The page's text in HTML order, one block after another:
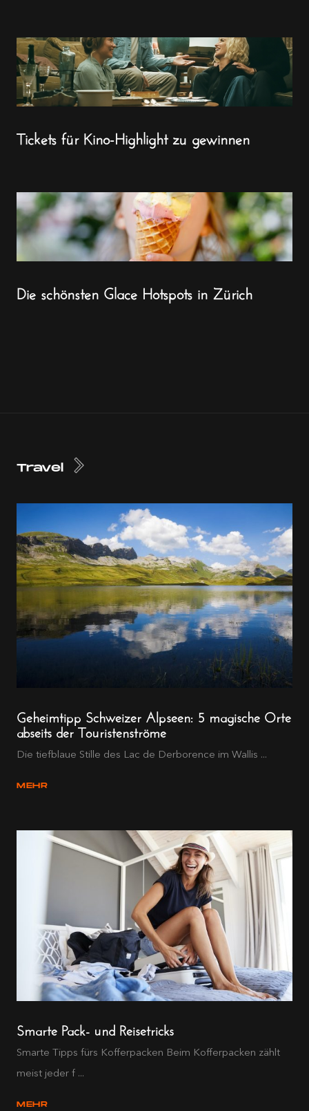
Tickets für Kino-Highlight zu gewinnen
Die schönsten Glace Hotspots in Zürich
Travel
Geheimtipp Schweizer Alpseen: 5 magische Orte
abseits der Touristenströme
Die tiefblaue Stille des Lac de Derborence im Wallis ...
MEHR
Smarte Pack- und Reisetricks
Smarte Tipps fürs Kofferpacken Beim Kofferpacken zählt
meist jeder f ...
MEHR